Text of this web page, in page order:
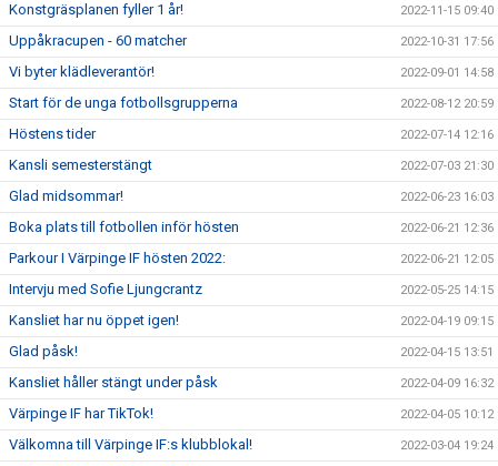
Konstgräsplanen fyller 1 år! 2022-11-15 09:40
Uppåkracupen - 60 matcher 2022-10-31 17:56
Vi byter klädleverantör! 2022-09-01 14:58
Start för de unga fotbollsgrupperna 2022-08-12 20:59
Höstens tider 2022-07-14 12:16
Kansli semesterstängt 2022-07-03 21:30
Glad midsommar! 2022-06-23 16:03
Boka plats till fotbollen inför hösten 2022-06-21 12:36
Parkour I Värpinge IF hösten 2022: 2022-06-21 12:05
Intervju med Sofie Ljungcrantz 2022-05-25 14:15
Kansliet har nu öppet igen! 2022-04-19 09:15
Glad påsk! 2022-04-15 13:51
Kansliet håller stängt under påsk 2022-04-09 16:32
Värpinge IF har TikTok! 2022-04-05 10:12
Välkomna till Värpinge IF:s klubblokal! 2022-03-04 19:24